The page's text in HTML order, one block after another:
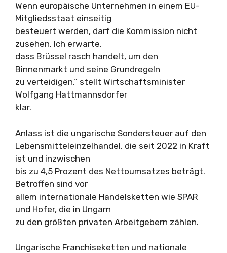
Wenn europäische Unternehmen in einem EU-
Mitgliedsstaat einseitig
besteuert werden, darf die Kommission nicht
zusehen. Ich erwarte,
dass Brüssel rasch handelt, um den
Binnenmarkt und seine Grundregeln
zu verteidigen,“ stellt Wirtschaftsminister
Wolfgang Hattmannsdorfer
klar.
Anlass ist die ungarische Sondersteuer auf den
Lebensmitteleinzelhandel, die seit 2022 in Kraft
ist und inzwischen
bis zu 4,5 Prozent des Nettoumsatzes beträgt.
Betroffen sind vor
allem internationale Handelsketten wie SPAR
und Hofer, die in Ungarn
zu den größten privaten Arbeitgebern zählen.
Ungarische Franchiseketten und nationale